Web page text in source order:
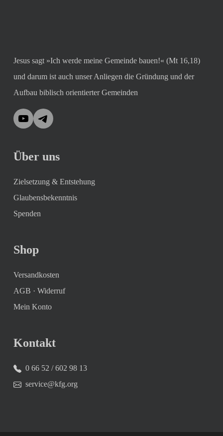
Jesus sagt »Ich werde meine Gemeinde bauen!« (Mt 16,18)
und darum ist auch unser Anliegen die Gründung und der
Aufbau biblisch orientierter Gemeinden
YouTubeTelegram
Über uns
Zielsetzung & Entstehung
Glaubensbekenntnis
Spenden
Shop
Versandkosten
AGB · Widerruf
Mein Konto
Kontakt
0 66 52 / 602 98 13
service@kfg.org